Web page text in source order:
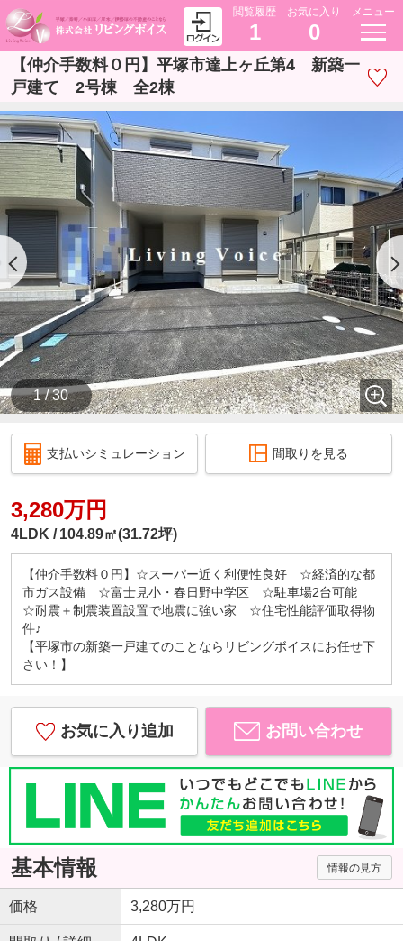
閲覧履歴
1
お気に入り
0
メニュー
【仲介手数料０円】平塚市達上ヶ丘第4 新築一
戸建て 2号棟 全2棟
1 / 30
支払いシミュレーション 間取りを見る
3,280万円
4LDK 104.89㎡(31.72坪)
【仲介手数料０円】☆スーパー近く利便性良好 ☆経済的な都
市ガス設備 ☆富士見小・春日野中学区 ☆駐車場2台可能
☆耐震＋制震装置設置で地震に強い家 ☆住宅性能評価取得物
件♪
【平塚市の新築一戸建てのことならリビングボイスにお任せ下
さい！】
お気に入り追加 お問い合わせ
基本情報 情報の見方
価格 3,280万円